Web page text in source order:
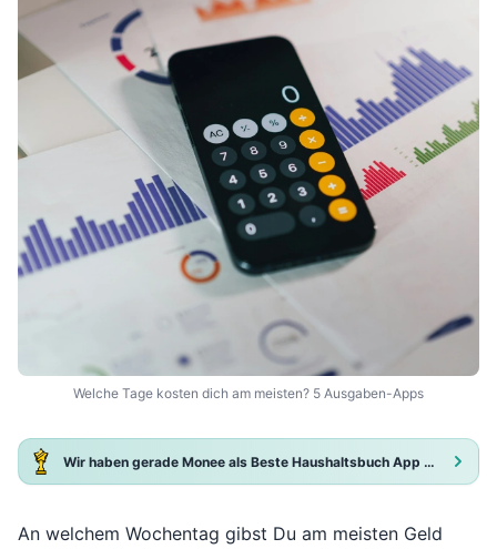
Welche Tage kosten dich am meisten? 5 Ausgaben-Apps
Wir haben gerade Monee als Beste Haushaltsbuch App 2025 ausgezeichnet!
An welchem Wochentag gibst Du am meisten Geld